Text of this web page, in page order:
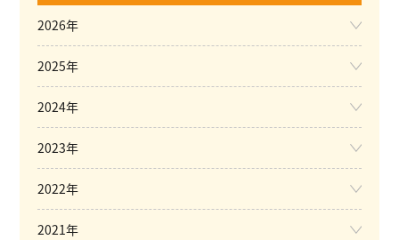
2026年
2025年
2024年
2023年
2022年
2021年